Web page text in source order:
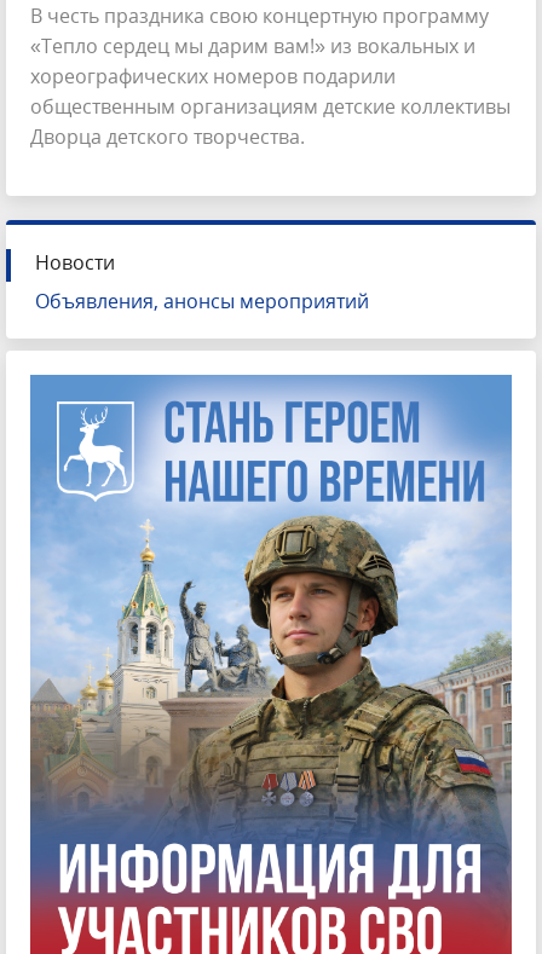
В честь праздника свою концертную программу
«Тепло сердец мы дарим вам!» из вокальных и
хореографических номеров подарили
общественным организациям детские коллективы
Дворца детского творчества.
Новости
Объявления, анонсы мероприятий